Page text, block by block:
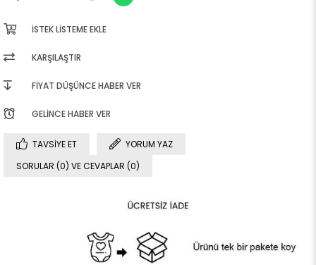
İSTEK LISTEME EKLE
KARŞILAŞTIR
FIYAT DÜŞÜNCE HABER VER
GELINCE HABER VER
TAVSIYE ET
YORUM YAZ
SORULAR (0) VE CEVAPLAR (0)